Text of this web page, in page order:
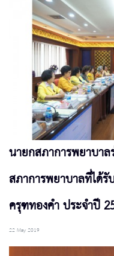
นายกสภาการพยาบา
สภาการพยาบาลที่ได้รั
ครุฑทองคำ ประจำปี
22 May 2019